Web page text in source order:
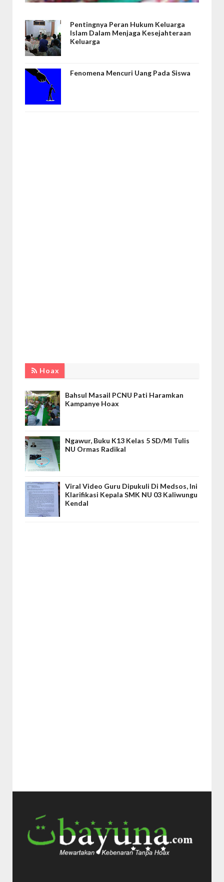
Pentingnya Peran Hukum Keluarga
Islam Dalam Menjaga Kesejahteraan
Keluarga
Fenomena Mencuri Uang Pada Siswa
Hoax
Bahsul Masail PCNU Pati Haramkan
Kampanye Hoax
Ngawur, Buku K13 Kelas 5 SD/MI Tulis
NU Ormas Radikal
Viral Video Guru Dipukuli Di Medsos, Ini
Klarifikasi Kepala SMK NU 03 Kaliwungu
Kendal